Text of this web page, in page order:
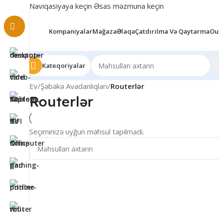
Naviqasiyaya keçin Əsas məzmuna keçin
KompaniyalarMağazaƏlaqəÇatdırılma Və Qaytarma
Kateqoriyalar
Ev/Şəbəkə Avadanlıqları/Routerlər
Routerlər
Seçiminizə uyğun məhsul tapılmadı.